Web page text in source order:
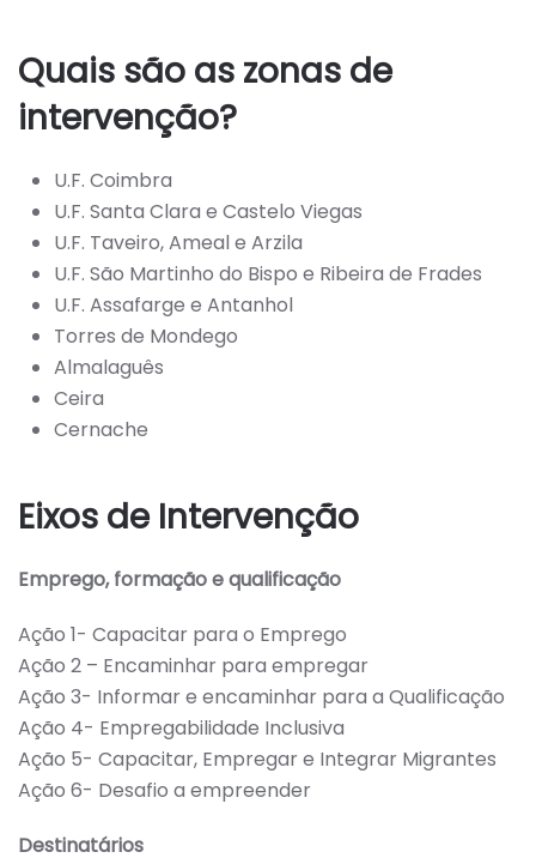
Quais são as zonas de
intervenção?
U.F. Coimbra
U.F. Santa Clara e Castelo Viegas
U.F. Taveiro, Ameal e Arzila
U.F. São Martinho do Bispo e Ribeira de Frades
U.F. Assafarge e Antanhol
Torres de Mondego
Almalaguês
Ceira
Cernache
Eixos de Intervenção
Emprego, formação e qualificação
Ação 1- Capacitar para o Emprego
Ação 2 – Encaminhar para empregar
Ação 3- Informar e encaminhar para a Qualificação
Ação 4- Empregabilidade Inclusiva
Ação 5- Capacitar, Empregar e Integrar Migrantes
Ação 6- Desafio a empreender
Destinatários